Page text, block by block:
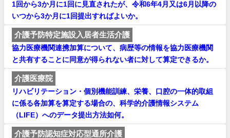
1回から3か月に1回に見直されたが、令和6年4月又は6月以降の
いつから3か月に1回提出すればよいか。
介護予防特定施設入居者生活介護
協力医療機関連携加算について、病歴等の情報を協力医療機関
と共有することに同意が得られない者に対して算定できるか。
介護医療院
リハビリテーション・個別機能訓練、栄養、口腔の一体的取組
に係る各加算を算定する場合の、科学的介護情報システム
（LIFE）へのデータ提出方法如何。
介護予防認知症対応型通所介護